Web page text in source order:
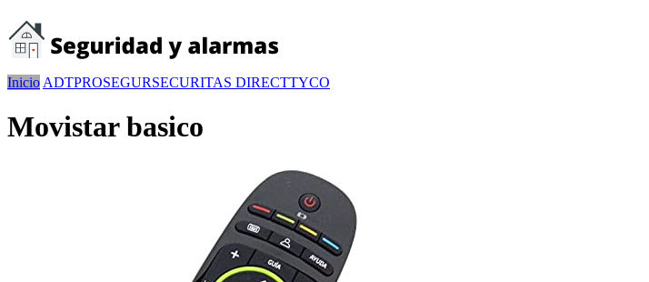
Inicio ADTPROSEGURSECURITAS DIRECTTYCO
Movistar basico